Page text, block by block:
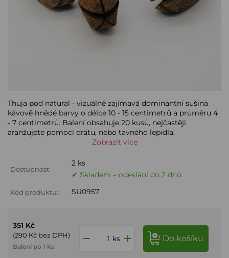
Thuja pod natural - vizuálně zajímavá dominantní sušina
kávově hnědé barvy o délce 10 - 15 centimetrů a průměru 4
- 7 centimetrů. Balení obsahuje 20 kusů, nejčastěji
aranžujete pomocí drátu, nebo tavného lepidla.
Zobrazit více
Dostupnost:
2 ks
✔ Skladem – odeslání do 2 dnů
Kód produktu: SU0957
351 Kč
(290 Kč bez DPH)
Balení po 1 ks
ks do košíku